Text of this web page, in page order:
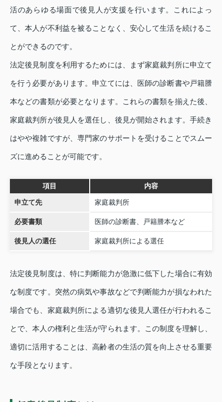
活のあらゆる場面で後見人が支援を行います。これによっ
て、本人が不利益を被ることなく、安心して生活を続けるこ
とができるのです。
法定後見制度を利用するためには、まず家庭裁判所に申立て
を行う必要があります。申立てには、医師の診断書や戸籍謄
本などの書類が必要となります。これらの書類を揃えた後、
家庭裁判所が後見人を選任し、後見が開始されます。手続き
はやや複雑ですが、専門家のサポートを受けることでスムー
ズに進めることが可能です。
項目 内容
申立て先 家庭裁判所
必要書類 医師の診断書、戸籍謄本など
後見人の選任 家庭裁判所による選任
法定後見制度は、特に判断能力が急激に低下した場合に有効
な制度です。突然の病気や事故などで判断能力が損なわれた
場合でも、家庭裁判所による適切な後見人選任が行われるこ
とで、本人の権利と生活が守られます。この制度を理解し、
適切に活用することは、高齢者の生活の質を向上させる重要
な手段となります。